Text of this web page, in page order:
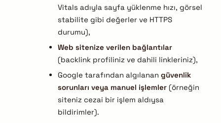
Vitals adıyla sayfa yüklenme hızı, görsel
stabilite gibi değerler ve HTTPS
durumu),
Web sitenize verilen bağlantılar
(backlink profiliniz ve dahili linkleriniz),
Google tarafından algılanan güvenlik
sorunları veya manuel işlemler(örneğin
siteniz cezai bir işlem aldıysa
bildirimler).